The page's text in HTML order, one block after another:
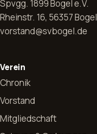
Spvgg. 1899 Bogel e.V.
Rheinstr. 16, 56357 Bogel
vorstand@svbogel.de
Verein
Chronik
Vorstand
Mitgliedschaft